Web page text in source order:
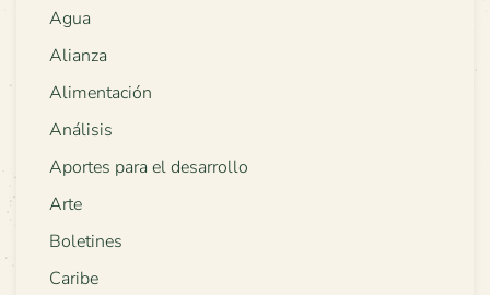
Agua
Alianza
Alimentación
Análisis
Aportes para el desarrollo
Arte
Boletines
Caribe